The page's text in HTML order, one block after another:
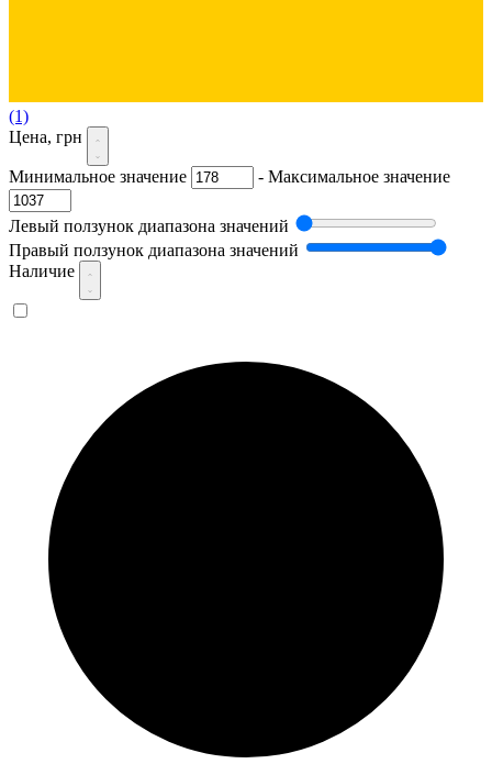
(1)
Цена, грн
Минимальное значение - Максимальное значение
Левый ползунок диапазона значений
Правый ползунок диапазона значений
Наличие